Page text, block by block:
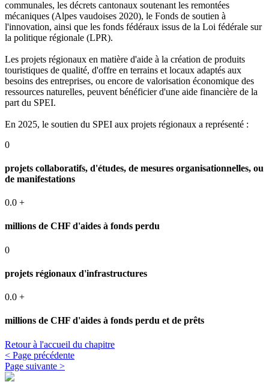
communales, les décrets cantonaux soutenant les remontées
mécaniques (Alpes vaudoises 2020), le Fonds de soutien à
l'innovation, ainsi que les fonds fédéraux issus de la Loi fédérale sur
la politique régionale (LPR).
Les projets régionaux en matière d'aide à la création de produits
touristiques de qualité, d'offre en terrains et locaux adaptés aux
besoins des entreprises, ou encore de valorisation économique des
ressources naturelles, peuvent bénéficier d'une aide financière de la
part du SPEI.
En 2025, le soutien du SPEI aux projets régionaux a représenté :
0
projets collaboratifs, d'études, de mesures organisationnelles, ou
de manifestations
0.0 +
millions de CHF d'aides à fonds perdu
0
projets régionaux d'infrastructures
0.0 +
millions de CHF d'aides à fonds perdu et de prêts
Retour à l'accueil du chapitre
< Page précédente
Page suivante >